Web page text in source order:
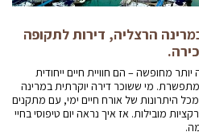
הרצליה, דירות לתקופה
מחופשה – הם חוויית חיים ייחודית
מי ששוכר דירה יוקרתית במרינה
היתרונות של אורח חיים ימי, עם מתקנים
מובילות. אז איך נראה יום טיפוסי בחיי